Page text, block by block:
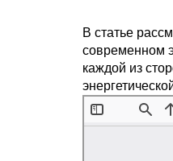
В статье
современном
каждой из